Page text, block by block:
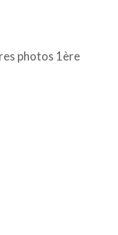
photos 1ère